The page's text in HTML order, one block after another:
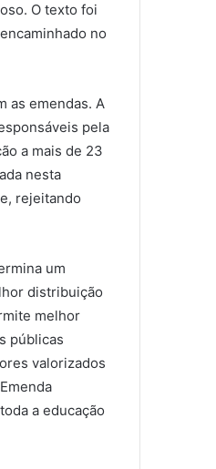
O texto foi
no
as emendas. A
pela
a mais de 23
nesta
rejeitando
um
distribuição
melhor
públicas
valorizados
a educação